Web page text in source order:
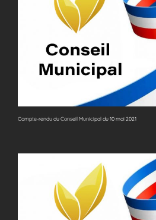
Compte-rendu du Conseil Municipal du 10 mai 2021